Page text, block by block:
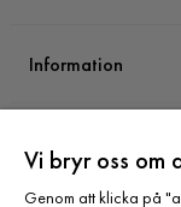
Information
Vi bryr oss om
Genom att klicka på